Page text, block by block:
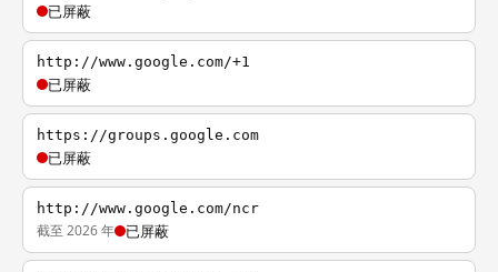
已屏蔽
http://www.google.com/+1
已屏蔽
https://groups.google.com
已屏蔽
http://www.google.com/ncr
截至 2026 年 已屏蔽